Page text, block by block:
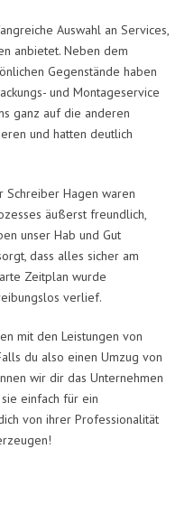
Auswahl an Services,
anbietet. Neben dem
Gegenstände haben
und Montageservice
ganz auf die anderen
und hatten deutlich
Schreiber Hagen waren
äußerst freundlich,
unser Hab und Gut
dass alles sicher am
Zeitplan wurde
verlief.
mit den Leistungen von
du also einen Umzug von
wir dir das Unternehmen
einfach für ein
von ihrer Professionalität